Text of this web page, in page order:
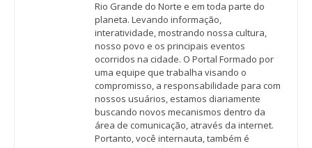
Rio Grande do Norte e em toda parte do
planeta. Levando informação,
interatividade, mostrando nossa cultura,
nosso povo e os principais eventos
ocorridos na cidade. O Portal Formado por
uma equipe que trabalha visando o
compromisso, a responsabilidade para com
nossos usuários, estamos diariamente
buscando novos mecanismos dentro da
área de comunicação, através da internet.
Portanto, você internauta, também é